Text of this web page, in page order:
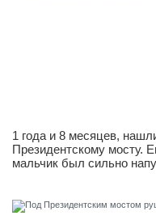
1 года и 8 месяцев,
Президентскому мосту.
мальчик был сильно